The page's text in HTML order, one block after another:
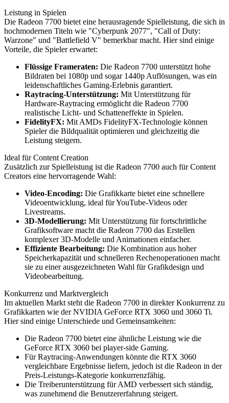
Leistung in Spielen
Die Radeon 7700 bietet eine herausragende Spielleistung, die sich in
hochmodernen Titeln wie "Cyberpunk 2077", "Call of Duty:
Warzone" und "Battlefield V" bemerkbar macht. Hier sind einige
Vorteile, die Spieler erwartet:
Flüssige Frameraten: Die Radeon 7700 unterstützt hohe
Bildraten bei 1080p und sogar 1440p Auflösungen, was ein
leidenschaftliches Gaming-Erlebnis garantiert.
Raytracing-Unterstützung: Mit Unterstützung für
Hardware-Raytracing ermöglicht die Radeon 7700
realistische Licht- und Schatteneffekte in Spielen.
FidelityFX: Mit AMDs FidelityFX-Technologie können
Spieler die Bildqualität optimieren und gleichzeitig die
Leistung steigern.
Ideal für Content Creation
Zusätzlich zur Spielleistung ist die Radeon 7700 auch für Content
Creators eine hervorragende Wahl:
Video-Encoding: Die Grafikkarte bietet eine schnellere
Videoentwicklung, ideal für YouTube-Videos oder
Livestreams.
3D-Modellierung: Mit Unterstützung für fortschrittliche
Grafiksoftware macht die Radeon 7700 das Erstellen
komplexer 3D-Modelle und Animationen einfacher.
Effiziente Bearbeitung: Die Kombination aus hoher
Speicherkapazität und schnelleren Rechenoperationen macht
sie zu einer ausgezeichneten Wahl für Grafikdesign und
Videobearbeitung.
Konkurrenz und Marktvergleich
Im aktuellen Markt steht die Radeon 7700 in direkter Konkurrenz zu
Grafikkarten wie der NVIDIA GeForce RTX 3060 und 3060 Ti.
Hier sind einige Unterschiede und Gemeinsamkeiten:
Die Radeon 7700 bietet eine ähnliche Leistung wie die
GeForce RTX 3060 bei player-side Gaming.
Für Raytracing-Anwendungen könnte die RTX 3060
vergleichbare Ergebnisse liefern, jedoch ist die Radeon in der
Preis-Leistungs-Kategorie konkurrenzfähig.
Die Treiberunterstützung für AMD verbessert sich ständig,
was zunehmend die Benutzererfahrung steigert.